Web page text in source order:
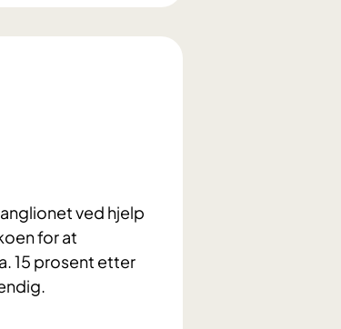
ved hjelp
for at
15 prosent etter